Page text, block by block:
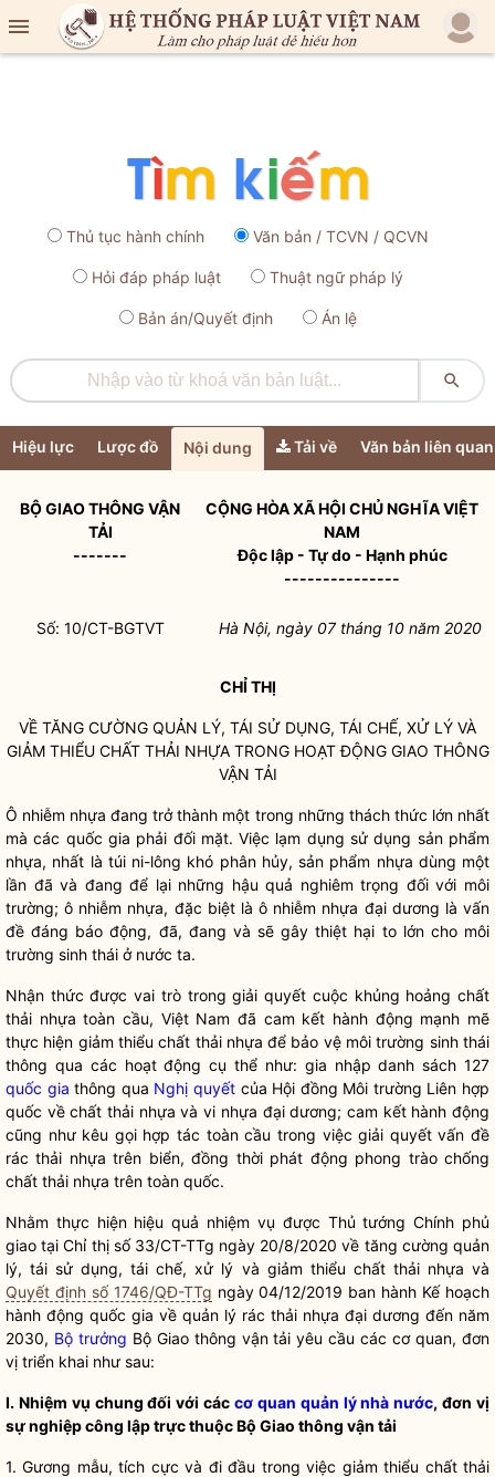

Thủ tục hành chính Văn bản / TCVN / QCVN
Hỏi đáp pháp luật Thuật ngữ pháp lý
Bản án/Quyết định Án lệ

Hiệu lực Lược đồ Nội dung Tải về Văn bản liên quan
BỘ GIAO THÔNG VẬN
TẢI
-------
CỘNG HÒA XÃ HỘI CHỦ NGHĨA VIỆT
NAM
Độc lập - Tự do - Hạnh phúc
---------------
Số: 10/CT-BGTVT Hà Nội, ngày 07 tháng 10 năm 2020
CHỈ THỊ
VỀ TĂNG CƯỜNG QUẢN LÝ, TÁI SỬ DỤNG, TÁI CHẾ, XỬ LÝ VÀ
GIẢM THIỂU CHẤT THẢI NHỰA TRONG HOẠT ĐỘNG GIAO THÔNG
VẬN TẢI
Ô nhiễm nhựa đang trở thành một trong những thách thức lớn nhất
mà các quốc gia phải đối mặt. Việc lạm dụng sử dụng sản phẩm
nhựa, nhất là túi ni-lông khó phân hủy, sản phẩm nhựa dùng một
lần đã và đang để lại những hậu quả nghiêm trọng đối với môi
trường; ô nhiễm nhựa, đặc biệt là ô nhiễm nhựa đại dương là vấn
đề đáng báo động, đã, đang và sẽ gây thiệt hại to lớn cho môi
trường sinh thái ở nước ta.
Nhận thức được vai trò trong giải quyết cuộc khủng hoảng chất
thải nhựa toàn cầu, Việt Nam đã cam kết hành động mạnh mẽ
thực hiện giảm thiểu chất thải nhựa để bảo vệ môi trường sinh thái
thông qua các hoạt động cụ thể như: gia nhập danh sách 127
quốc gia thông qua Nghị quyếtcủa Hội đồng Môi trường Liên hợp
quốc về chất thải nhựa và vi nhựa đại dương; cam kết hành động
cũng như kêu gọi hợp tác toàn cầu trong việc giải quyết vấn đề
rác thải nhựa trên biển, đồng thời phát động phong trào chống
chất thải nhựa trên toàn quốc.
Nhằm thực hiện hiệu quả nhiệm vụ được Thủ tướng Chính phủ
giao tại Chỉ thị số 33/CT-TTg ngày 20/8/2020 về tăng cường quản
lý, tái sử dụng, tái chế, xử lý và giảm thiểu chất thải nhựa và
Quyết định số 1746/QĐ-TTg ngày 04/12/2019 ban hành Kế hoạch
hành động quốc gia về quản lý rác thải nhựa đại dương đến năm
2030, Bộ trưởng Bộ Giao thông vận tải yêu cầu các cơ quan, đơn
vị triển khai như sau:
I. Nhiệm vụ chung đối với các cơ quan quản lý nhà nước, đơn vị
sự nghiệp công lập trực thuộc Bộ Giao thông vận tải
1. Gương mẫu, tích cực và đi đầu trong việc giảm thiểu chất thải